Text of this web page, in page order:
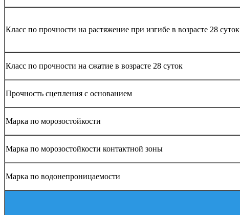
Класс по прочности на растяжение при изгибе в возрасте 28 суток
Класс по прочности на сжатие в возрасте 28 суток
Прочность сцепления с основанием
Марка по морозостойкости
Марка по морозостойкости контактной зоны
Марка по водонепроницаемости